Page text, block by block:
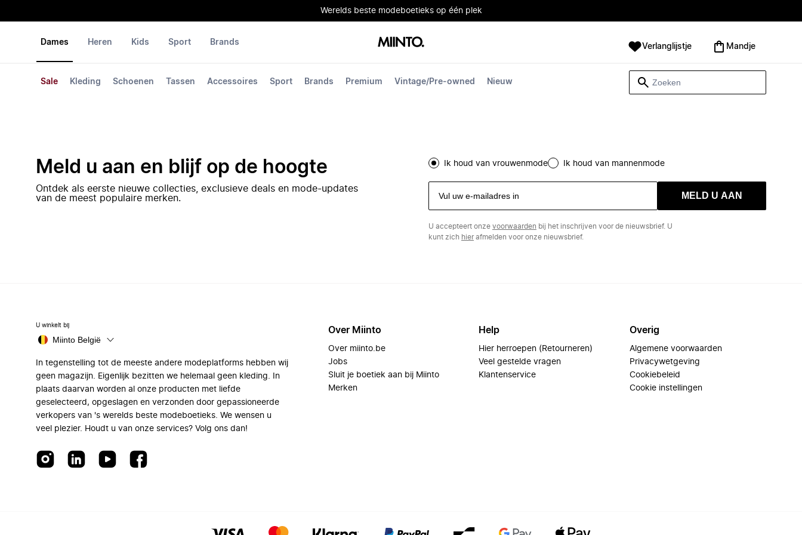
Werelds beste modeboetieks op één plek
Dames
Sale Kleding Schoenen Tassen Accessoires Sport Brands Premium Vintage/Pre-owned Nieuw
Heren Kids Sport Brands Verlanglijstje Mandje
Meld u aan en blijf op de hoogte
Ontdek als eerste nieuwe collecties, exclusieve deals en mode-updates
van de meest populaire merken.
Ik houd van vrouwenmode Ik houd van mannenmode
MELD U AAN
U accepteert onze voorwaarden bij het inschrijven voor de nieuwsbrief. U
kunt zich hierafmelden voor onze nieuwsbrief.
U winkelt bij
Miinto België
In tegenstelling tot de meeste andere modeplatforms hebben wij
geen magazijn. Eigenlijk bezitten we helemaal geen kleding. In
plaats daarvan worden al onze producten met liefde
geselecteerd, opgeslagen en verzonden door gepassioneerde
verkopers van 's werelds beste modeboetieks. We wensen u
veel plezier. Houdt u van onze services? Volg ons dan!
Over Miinto
Over miinto.be
Jobs
Sluit je boetiek aan bij Miinto
Merken
Help
Hier herroepen (Retourneren)
Veel gestelde vragen
Klantenservice
Overig
Algemene voorwaarden
Privacywetgeving
Cookiebeleid
Cookie instellingen